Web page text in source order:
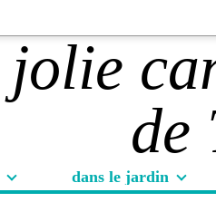
dans le jardin